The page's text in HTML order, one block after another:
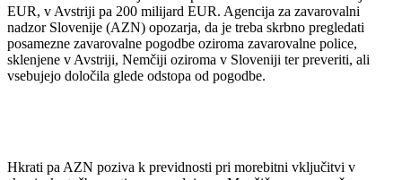
EUR, v Avstriji pa 200 milijard EUR. Agencija za zavarovalni
nadzor Slovenije (AZN) opozarja, da je treba skrbno pregledati
posamezne zavarovalne pogodbe oziroma zavarovalne police,
sklenjene v Avstriji, Nemčiji oziroma v Sloveniji ter preveriti, ali
vsebujejo določila glede odstopa od pogodbe.
Hkrati pa AZN poziva k previdnosti pri morebitni vključitvi v